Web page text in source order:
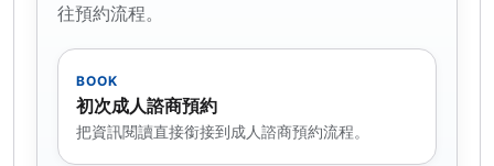
往預約流程。
BOOK
初次成人諮商預約
把資訊閱讀直接銜接到成人諮商預約流程。